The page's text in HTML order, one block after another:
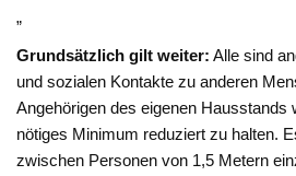
„
Grundsätzlich gilt weiter: Alle sind
und sozialen Kontakte zu anderen
Angehörigen des eigenen Hausstands
nötiges Minimum reduziert zu halten.
zwischen Personen von 1,5 Metern